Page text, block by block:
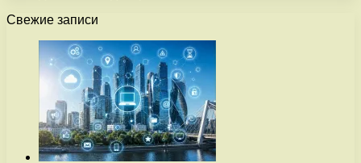
Свежие записи